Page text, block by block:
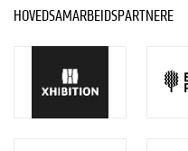
HOVEDSAMARBEIDSPARTNERE